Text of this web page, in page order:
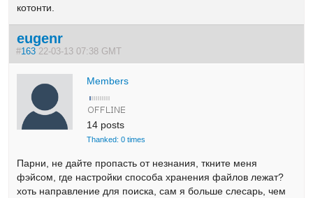
котонти.
eugenr
#163 22-03-13 07:38 GMT
Members
14 posts
Thanked: 0 times
Парни, не дайте пропасть от незнания, ткните меня
фэйсом, где настройки способа хранения файлов лежат?
хоть направление для поиска, сам я больше слесарь, чем